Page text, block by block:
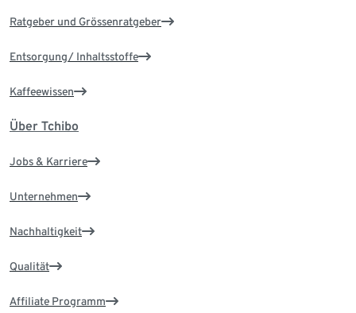
Ratgeber und Grössenratgeber
Entsorgung/ Inhaltsstoffe
Kaffeewissen
Über Tchibo
Jobs & Karriere
Unternehmen
Nachhaltigkeit
Qualität
Affiliate Programm